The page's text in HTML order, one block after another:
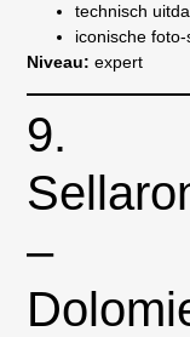
technisch
iconische
Niveau: expert
9.
–